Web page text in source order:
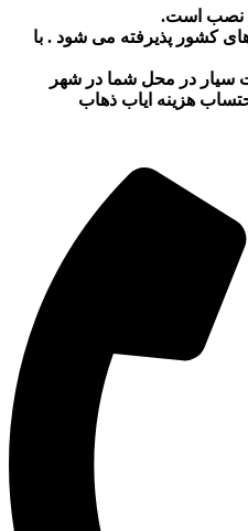
نصب است.
کشور پذیرفته می شود . با
سیار در محل شما در شهر
هزینه ایاب ذهاب